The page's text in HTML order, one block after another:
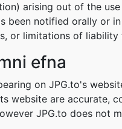
arising out of the
been notified orally or
or limitations of
efna
on JPG.to's
website are accurate,
JPG.to does not